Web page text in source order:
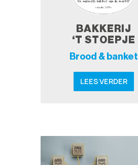
BAKKERIJ
‘T STOEPJE
Brood & banket
LEES VERDER